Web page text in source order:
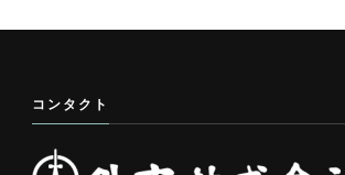
コンタクト